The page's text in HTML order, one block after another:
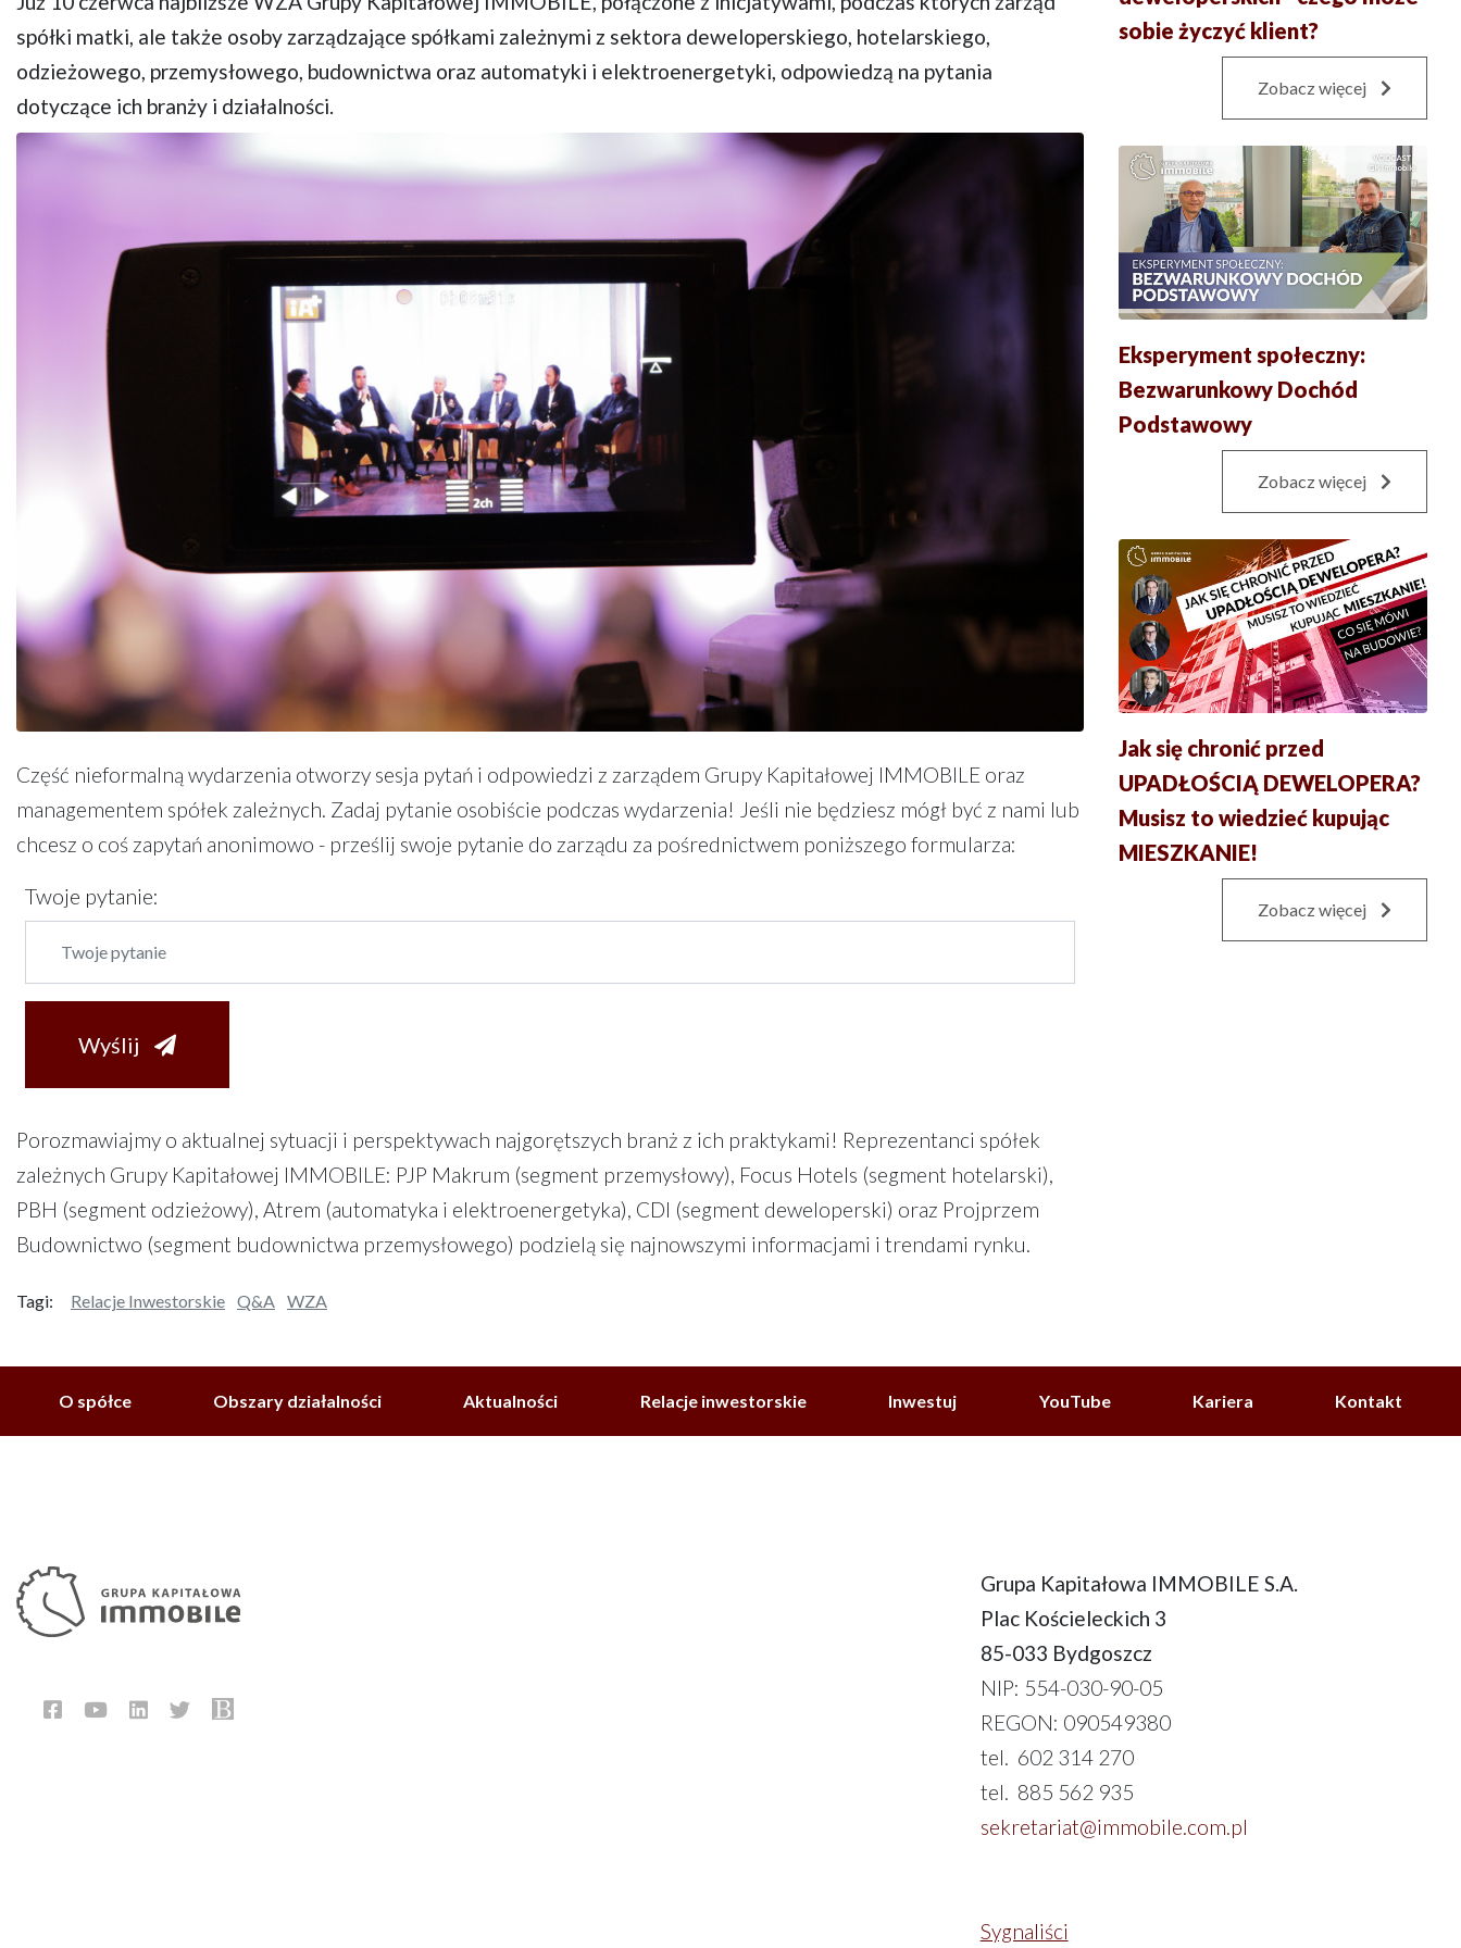
spółki matki, ale także osoby zarządzające spółkami zależnymi z sektora deweloperskiego, hotelarskiego,
odzieżowego, przemysłowego, budownictwa oraz automatyki i elektroenergetyki, odpowiedzą na pytania
dotyczące ich branży i działalności.
Część nieformalną wydarzenia otworzy sesja pytań i odpowiedzi z zarządem Grupy Kapitałowej IMMOBILE oraz
managementem spółek zależnych. Zadaj pytanie osobiście podczas wydarzenia! Jeśli nie będziesz mógł być z nami lub
chcesz o coś zapytań anonimowo - prześlij swoje pytanie do zarządu za pośrednictwem poniższego formularza:
Twoje pytanie:
Wyślij
Porozmawiajmy o aktualnej sytuacji i perspektywach najgorętszych branż z ich praktykami! Reprezentanci spółek
zależnych Grupy Kapitałowej IMMOBILE: PJP Makrum (segment przemysłowy), Focus Hotels (segment hotelarski),
PBH (segment odzieżowy), Atrem (automatyka i elektroenergetyka), CDI (segment deweloperski) oraz Projprzem
Budownictwo (segment budownictwa przemysłowego) podzielą się najnowszymi informacjami i trendami rynku.
Tagi: Relacje Inwestorskie Q&a WZA
sobie życzyć klient?
Zobacz więcej
Eksperyment społeczny:
Bezwarunkowy Dochód
Podstawowy
Zobacz więcej
Jak się chronić przed
UPADŁOŚCIĄ DEWELOPERA?
Musisz to wiedzieć kupując
MIESZKANIE!
Zobacz więcej
O spółce Obszary działalności Aktualności Relacje inwestorskie Inwestuj YouTube Kariera Kontakt
Grupa Kapitałowa IMMOBILE S.A.
Plac Kościeleckich 3
85-033 Bydgoszcz
NIP: 554-030-90-05
REGON: 090549380
tel. 602 314 270
tel. 885 562 935
sekretariat@immobile.com.pl
Sygnaliści